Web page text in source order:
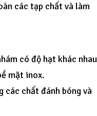
các tạp chất và làm
có độ hạt khác nhau
mặt inox.
các chất đánh bóng và